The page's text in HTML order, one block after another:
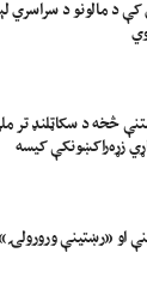
کې د مالونو د سراسري
څخه د سکاټلنډ تر
زړه‌راکښونکې کیسه
او «رښتینې